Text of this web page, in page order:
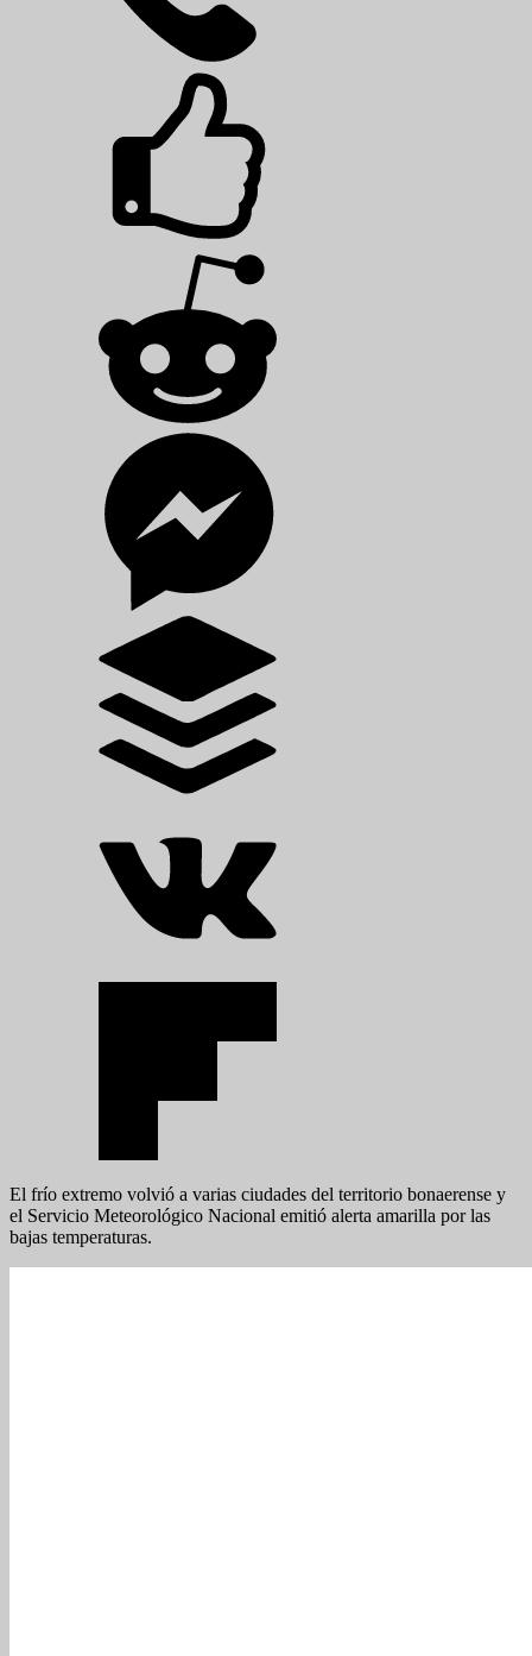
El frío extremo volvió a varias ciudades del territorio bonaerense y
el Servicio Meteorológico Nacional emitió alerta amarilla por las
bajas temperaturas.